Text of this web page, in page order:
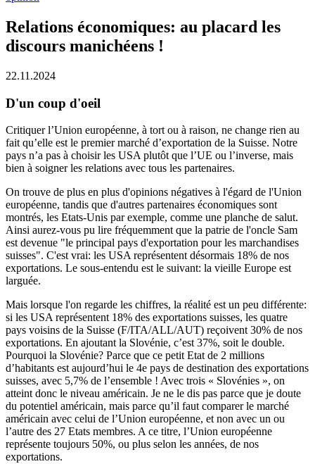
Relations économiques: au placard les
discours manichéens !
22.11.2024
D'un coup d'oeil
Critiquer l’Union européenne, à tort ou à raison, ne change rien au
fait qu’elle est le premier marché d’exportation de la Suisse. Notre
pays n’a pas à choisir les USA plutôt que l’UE ou l’inverse, mais
bien à soigner les relations avec tous les partenaires.
On trouve de plus en plus d'opinions négatives à l'égard de l'Union
européenne, tandis que d'autres partenaires économiques sont
montrés, les Etats-Unis par exemple, comme une planche de salut.
Ainsi aurez-vous pu lire fréquemment que la patrie de l'oncle Sam
est devenue "le principal pays d'exportation pour les marchandises
suisses". C'est vrai: les USA représentent désormais 18% de nos
exportations. Le sous-entendu est le suivant: la vieille Europe est
larguée.
Mais lorsque l'on regarde les chiffres, la réalité est un peu différente:
si les USA représentent 18% des exportations suisses, les quatre
pays voisins de la Suisse (F/ITA/ALL/AUT) reçoivent 30% de nos
exportations. En ajoutant la Slovénie, c’est 37%, soit le double.
Pourquoi la Slovénie? Parce que ce petit Etat de 2 millions
d’habitants est aujourd’hui le 4e pays de destination des exportations
suisses, avec 5,7% de l’ensemble ! Avec trois « Slovénies », on
atteint donc le niveau américain. Je ne le dis pas parce que je doute
du potentiel américain, mais parce qu’il faut comparer le marché
américain avec celui de l’Union européenne, et non avec un ou
l’autre des 27 Etats membres. A ce titre, l’Union européenne
représente toujours 50%, ou plus selon les années, de nos
exportations.